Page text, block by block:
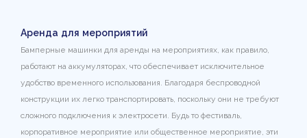
Аренда для мероприятий
Бамперные машинки для аренды на мероприятиях, как правило,
работают на аккумуляторах, что обеспечивает исключительное
удобство временного использования. Благодаря беспроводной
конструкции их легко транспортировать, поскольку они не требуют
сложного подключения к электросети. Будь то фестиваль,
корпоративное мероприятие или общественное мероприятие, эти